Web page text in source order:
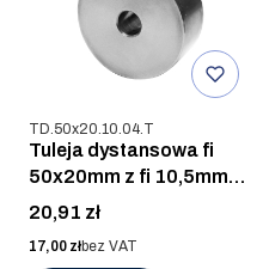
Kod produktu
TD.50x20.10.04.T
Tuleja dystansowa fi
50x20mm z fi 10,5mm,
AISI 304
Cena
20,91 zł
Cena
17,00 złbez VAT